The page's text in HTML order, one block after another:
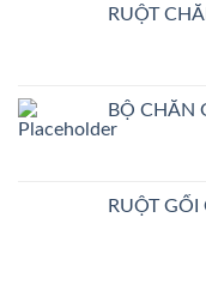
RUỘT
BỘ CHĂN
RUỘT GỐI